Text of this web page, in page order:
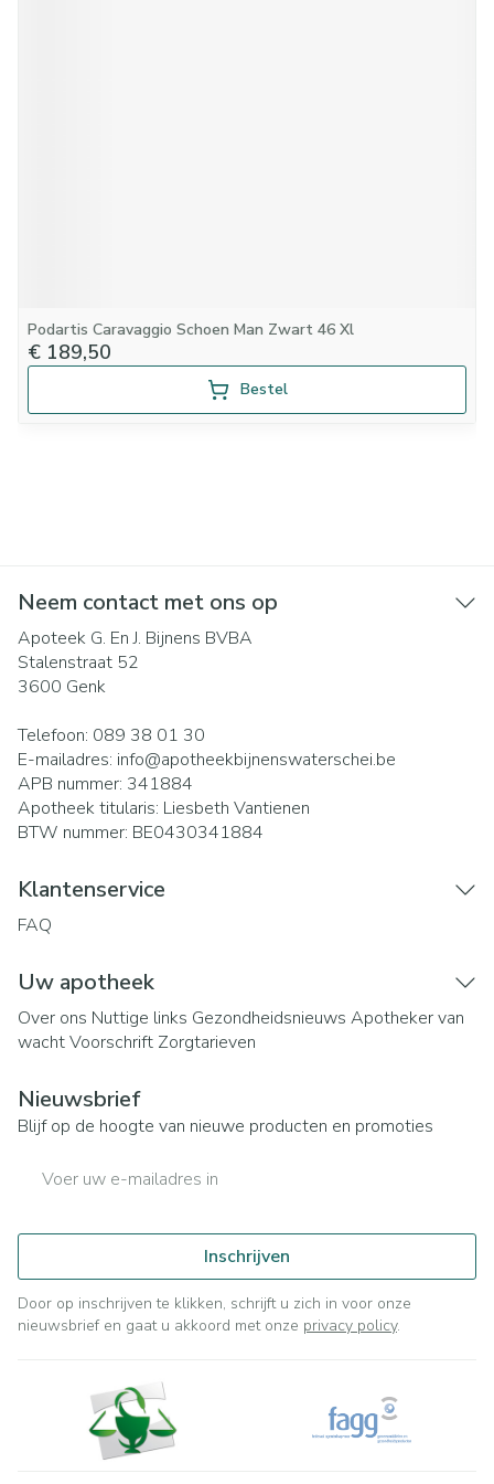
Podartis Caravaggio Schoen Man Zwart 46 Xl
€ 189,50
Bestel
Neem contact met ons op
Apoteek G. En J. Bijnens BVBA
Stalenstraat 52
3600 Genk
Telefoon: 089 38 01 30
E-mailadres: info@apotheekbijnenswaterschei.be
APB nummer: 341884
Apotheek titularis: Liesbeth Vantienen
BTW nummer: BE0430341884
Klantenservice
FAQ
Uw apotheek
Over ons Nuttige links Gezondheidsnieuws Apotheker van
wachtVoorschrift Zorgtarieven
Nieuwsbrief
Blijf op de hoogte van nieuwe producten en promoties
Inschrijven
Door op inschrijven te klikken, schrijft u zich in voor onze
nieuwsbrief en gaat u akkoord met onze privacy policy.